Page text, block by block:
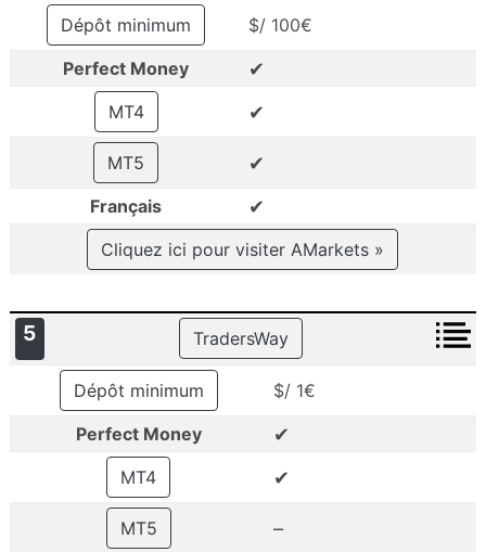
Dépôt minimum
$/ 100€
Perfect Money
✔
MT4 ✔
MT5 ✔
Français ✔
Cliquez ici pour visiter AMarkets »
5 TradersWay
Dépôt minimum
$/ 1€
Perfect Money
✔
MT4 ✔
MT5 –